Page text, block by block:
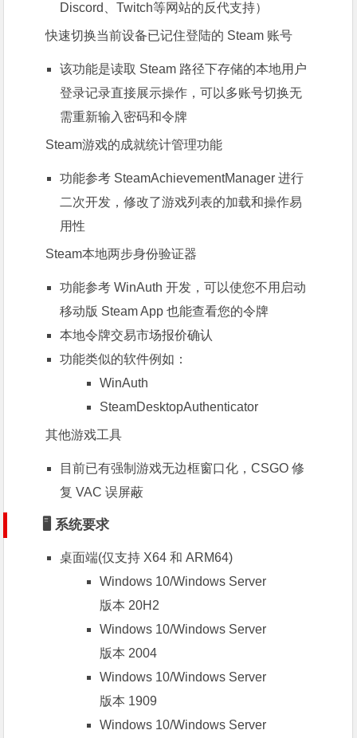
Discord、Twitch等网站的反代支持）
快速切换当前设备已记住登陆的 Steam 账号
该功能是读取 Steam 路径下存储的本地用户
登录记录直接展示操作，可以多账号切换无
需重新输入密码和令牌
Steam游戏的成就统计管理功能
功能参考 SteamAchievementManager 进行
二次开发，修改了游戏列表的加载和操作易
用性
Steam本地两步身份验证器
功能参考WinAuth 开发，可以使您不用启动
移动版 Steam App 也能查看您的令牌
本地令牌交易市场报价确认
功能类似的软件例如：
WinAuth
SteamDesktopAuthenticator
其他游戏工具
目前已有强制游戏无边框窗口化，CSGO 修
复 VAC 误屏蔽
🖥 系统要求
桌面端(仅支持 X64 和 ARM64)
Windows 10/Windows Server
版本 20H2
Windows 10/Windows Server
版本 2004
Windows 10/Windows Server
版本 1909
Windows 10/Windows Server